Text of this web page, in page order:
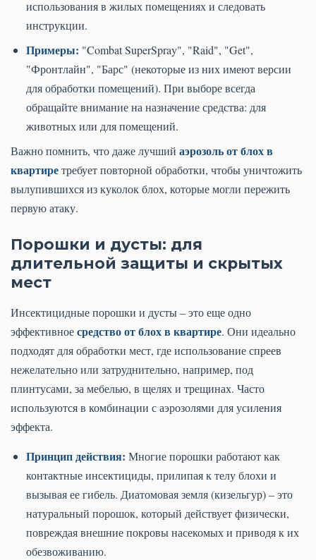
использования в жилых помещениях и следовать
инструкции.
Примеры: "Combat SuperSpray", "Raid", "Get",
"Фронтлайн", "Барс" (некоторые из них имеют версии
для обработки помещений). При выборе всегда
обращайте внимание на назначение средства: для
животных или для помещений.
Важно помнить, что даже лучший аэрозоль от блох в
квартиретребует повторной обработки, чтобы уничтожить
вылупившихся из куколок блох, которые могли пережить
первую атаку.
Порошки и дусты: для
длительной защиты и скрытых
мест
Инсектицидные порошки и дусты – это еще одно
эффективноесредство от блох в квартире. Они идеально
подходят для обработки мест, где использование спреев
нежелательно или затруднительно, например, под
плинтусами, за мебелью, в щелях и трещинах. Часто
используются в комбинации с аэрозолями для усиления
эффекта.
Принцип действия: Многие порошки работают как
контактные инсектициды, прилипая к телу блохи и
вызывая ее гибель. Диатомовая земля (кизельгур) – это
натуральный порошок, который действует физически,
повреждая внешние покровы насекомых и приводя к их
обезвоживанию.